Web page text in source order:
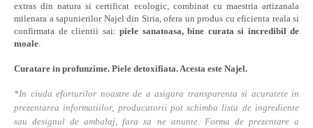
extras din natura si certificat ecologic, combinat cu maestria artizanala
milenara a sapunierilor Najel din Siria, ofera un produs cu eficienta reala si
confirmata de clientii sai: piele sanatoasa, bine curata si incredibil de
moale.
Curatare in profunzime. Piele detoxifiata. Acesta este Najel.
*In ciuda eforturilor noastre de a asigura transparenta si acuratete in
prezentarea informatiilor, producatorii pot schimba lista de ingrediente
sau designul de ambalaj, fara sa ne anunte. Forma de prezentare a